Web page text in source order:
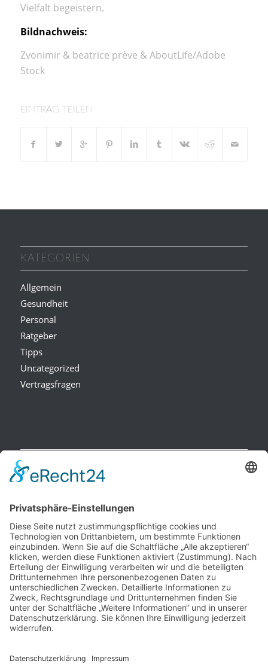
Vielfalt begeistern.
Bildnachweis:
Zvonimir & beatrice prève & AboutLife/Adobe
Stock
EINTRAG TEILEN
KATEGORIEN
Allgemein
Gesundheit
Personal
Ratgeber
Tipps
Uncategorized
Vertragsfragen
NEUESTE BEITRÄGE
Finanzierungslücken entlarvt: So vermeiden Sie teure
Überraschungen bei Immobilieninvestitionen
Wie Ihr Unternehmen mit cleverer Ressourcenschonung
Betriebskosten spürbar senkt
Warum herkömmliche Methoden an ihre Grenzen stoßen –
und wo echte Hautstraffung beginnt